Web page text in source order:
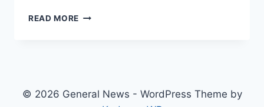
READ MORE
© 2026 General News - WordPress Theme by